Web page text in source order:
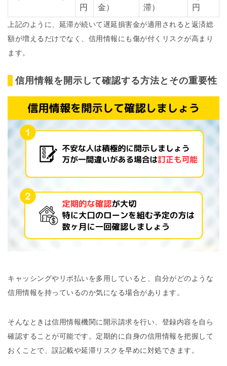
円
金）
滞）
円
上記のように、延滞が続いて遅延損害金が適用されると返済総
額が増えるだけでなく、信用情報にも傷が付くリスクが高まり
ます。
信用情報を開示して確認する方法とその重要性
キャッシングやリボ払いを多用していると、自分がどのような
信用情報を持っているのか気になる場合があります。
そんなときは信用情報機関に開示請求を行い、登録内容を自ら
確認することが可能です。定期的に自身の信用情報を把握して
おくことで、誤記載や延滞リスクを早めに対処できます。